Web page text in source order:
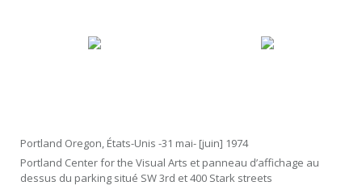
Portland Oregon, États-Unis -31 mai- [juin] 1974
Portland Center for the Visual Arts et panneau d’affichage au
dessus du parking situé SW 3rd et 400 Stark streets